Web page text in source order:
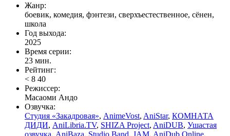
Жанр:
боевик, комедия, фэнтези, сверхъестественное, сёнен,
школа
Год выхода:
2025
Время серии:
23 мин.
Рейтинг:
< 8 40
Режиссер:
Масаоми Андо
Озвучка:
Студия «Закадровая», AnimeVost, AniStar, КОМНАТА
ДИДИ, AniLibria.TV, SHIZA Project, AniDUB, Ушастая
озвучка, AniBaza, Studio Band, JAM, AniDub Online,